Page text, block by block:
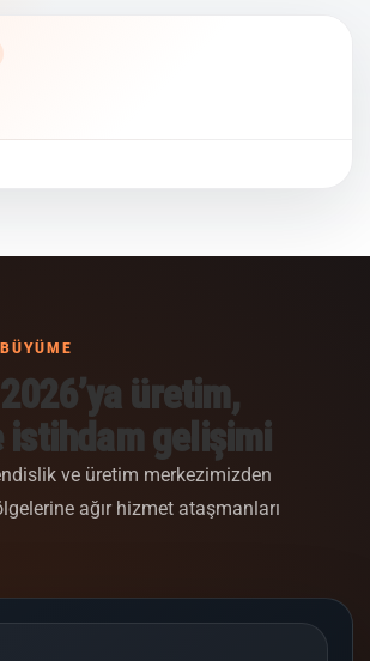
üretim,
istihdam gelişimi
ve üretim merkezimizden
ağır hizmet ataşmanları